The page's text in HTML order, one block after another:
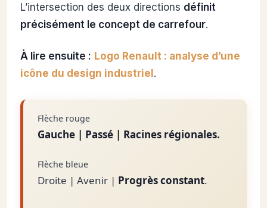
L’intersection des deux directions définit
précisément le concept de carrefour.
À lire ensuite : Logo Renault : analyse d’une
icône du design industriel.
Flèche rouge
Gauche | Passé | Racines régionales.
Flèche bleue
Droite | Avenir | Progrès constant.